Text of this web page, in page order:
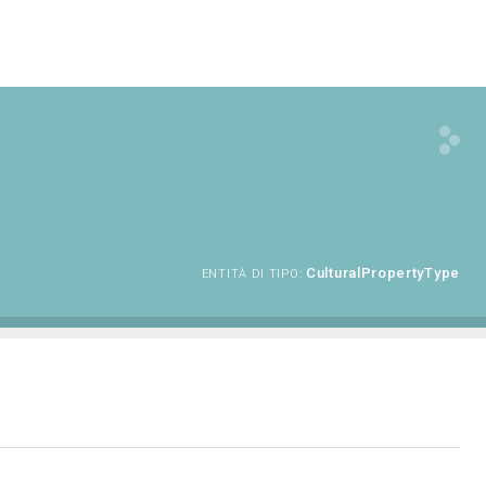
ENTITÀ DI TIPO: CulturalPropertyType